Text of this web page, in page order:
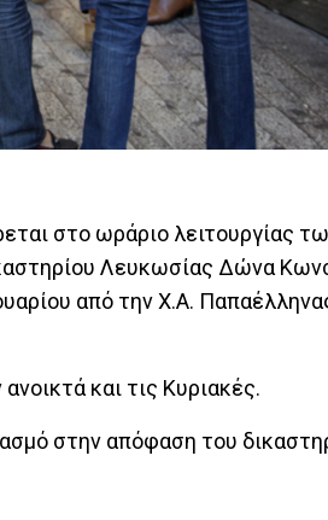
στο ωράριο λειτουργίας
Λευκωσίας Δώνα
από την Χ.Α.
και τις Κυριακές.
στην απόφαση του